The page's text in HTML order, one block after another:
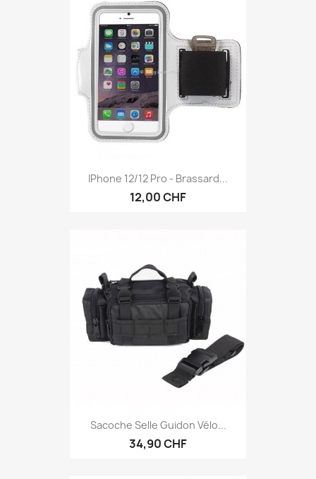
IPhone 12/12 Pro - Brassard...
12,00 CHF
Sacoche Selle Guidon Vélo...
34,90 CHF